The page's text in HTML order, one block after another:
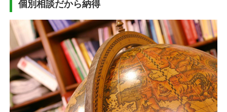
個別相談だから納得